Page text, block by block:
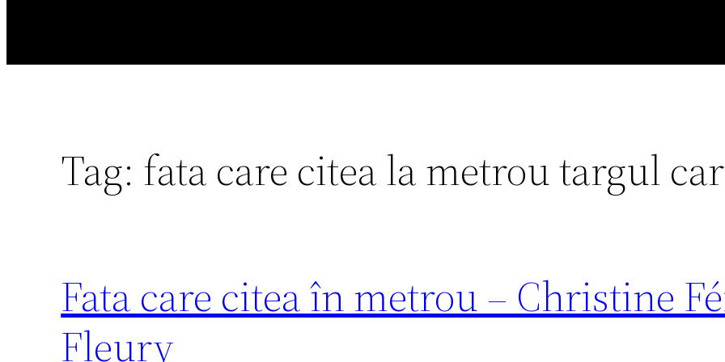
Tag: fata care citea la metrou targul
Fata care citea în metrou – Christine
Fleury